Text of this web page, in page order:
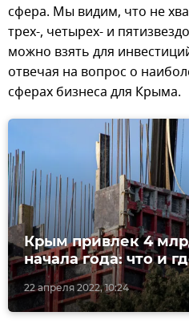
сфера. Мы видим, что не
трех-, четырех- и
можно взять для
отвечая на вопрос о
сферах бизнеса для Крыма.
22 апреля 2022, 10:24
Крым привлек 4
начала года: что и